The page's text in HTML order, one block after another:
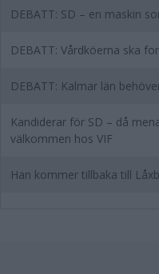
DEBATT: SD – en maskin
DEBATT: Vårdköerna ska
DEBATT: Kalmar län
Kandiderar för SD – då
välkommen hos VIF
Han kommer tillbaka till